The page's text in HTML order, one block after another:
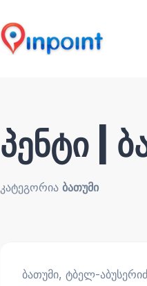
პენტი |
კატეგორია ბათუმი
ბათუმი, ტბელ-